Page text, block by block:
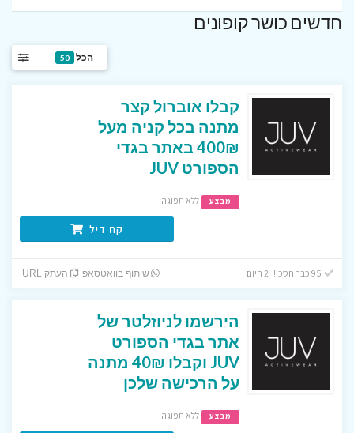
חדשים כושר קופונים
הכל 50
קבלו אוברול קצר
מתנה בכל קניה מעל
400₪ באתר בגדי
הספורט JUV
מבצע ללא תפוגה
קח דיל
שיתוף בוואטסאפ העתק URL
הירשמו לניוזלטר של
אתר בגדי הספורט
JUV וקבלו 40₪ מתנה
על הרכישה שלכן
מבצע ללא תפוגה